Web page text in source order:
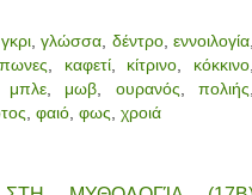
γκρι, γλώσσα δέντρο, εννοιλογία
καφετί, κίτρινο κόκκινο
μπλε, μωβ ουρανός ,πολιής
φαιό φως χροιά